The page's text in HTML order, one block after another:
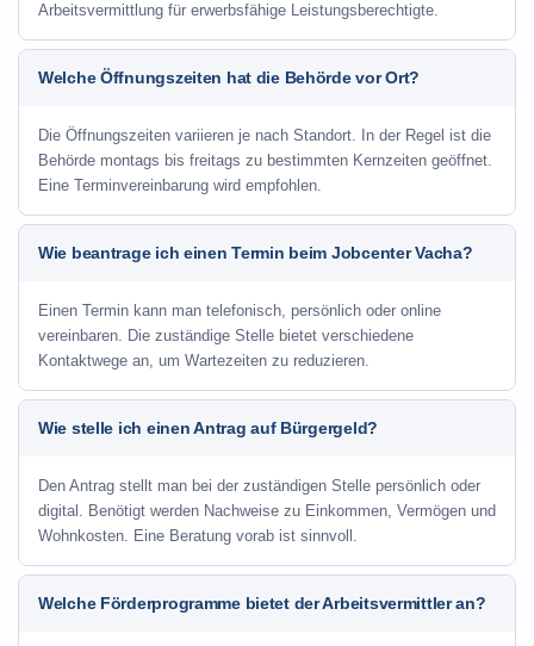
Arbeitsvermittlung für erwerbsfähige Leistungsberechtigte.
Welche Öffnungszeiten hat die Behörde vor Ort?
Die Öffnungszeiten variieren je nach Standort. In der Regel ist die
Behörde montags bis freitags zu bestimmten Kernzeiten geöffnet.
Eine Terminvereinbarung wird empfohlen.
Wie beantrage ich einen Termin beim Jobcenter Vacha?
Einen Termin kann man telefonisch, persönlich oder online
vereinbaren. Die zuständige Stelle bietet verschiedene
Kontaktwege an, um Wartezeiten zu reduzieren.
Wie stelle ich einen Antrag auf Bürgergeld?
Den Antrag stellt man bei der zuständigen Stelle persönlich oder
digital. Benötigt werden Nachweise zu Einkommen, Vermögen und
Wohnkosten. Eine Beratung vorab ist sinnvoll.
Welche Förderprogramme bietet der Arbeitsvermittler an?